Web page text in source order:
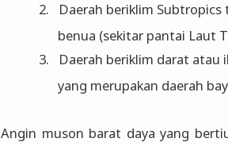
2.
Daerah beriklim
benua (sekitar pantai Laut
3.
Daerah beriklim darat
yang merupakan daerah
Angin muson barat daya yang